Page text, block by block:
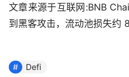
文章来源于互联网:BNB
到黑客攻击，流动池损失约
Defi